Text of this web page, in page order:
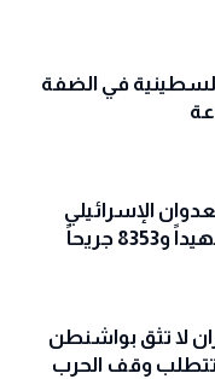
في الضفة
الإسرائيلي
لا تثق بواشنطن
وقف الحرب